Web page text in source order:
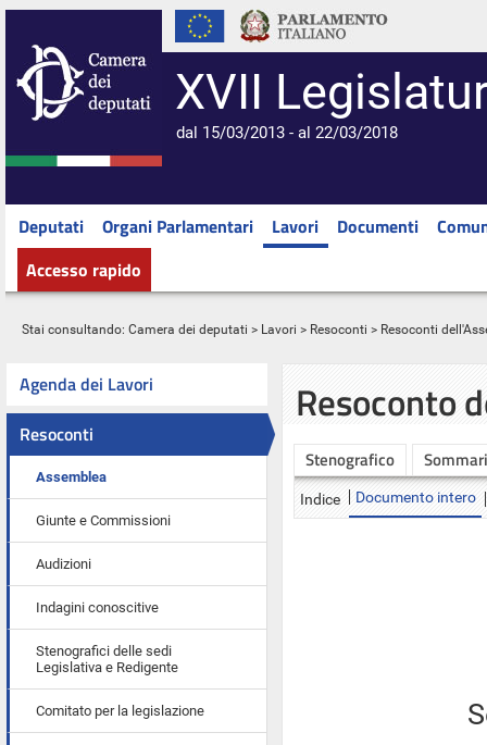
XVII
dal 15/03/2013 - al 22/03/2018
Deputati Organi Parlamentari Lavori Documenti
Accesso rapido
Stai consultando: Camera dei deputati > Lavori > Resoconti > Resoconti
Agenda dei Lavori
Resoconti
Assemblea
Giunte e Commissioni
Audizioni
Indagini conoscitive
Stenografici delle sedi
Legislativa e Redigente
Comitato per la legislazione
Resoconto
Stenografico
Indice Documento intero